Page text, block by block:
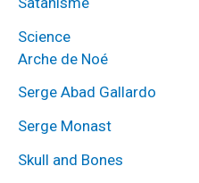
Science
Arche de Noé
Serge Abad Gallardo
Serge Monast
Skull and Bones